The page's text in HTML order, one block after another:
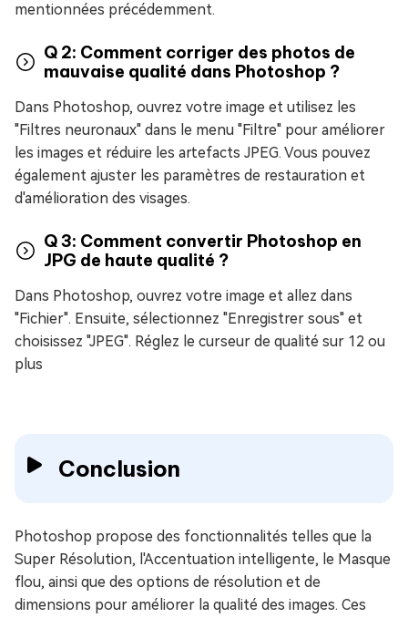
mentionnées précédemment.
Q 2: Comment corriger des photos de
mauvaise qualité dans Photoshop ?
Dans Photoshop, ouvrez votre image et utilisez les
"Filtres neuronaux" dans le menu "Filtre" pour améliorer
les images et réduire les artefacts JPEG. Vous pouvez
également ajuster les paramètres de restauration et
d'amélioration des visages.
Q 3: Comment convertir Photoshop en
JPG de haute qualité ?
Dans Photoshop, ouvrez votre image et allez dans
"Fichier". Ensuite, sélectionnez "Enregistrer sous" et
choisissez "JPEG". Réglez le curseur de qualité sur 12 ou
plus
Conclusion
Photoshop propose des fonctionnalités telles que la
Super Résolution, l'Accentuation intelligente, le Masque
flou, ainsi que des options de résolution et de
dimensions pour améliorer la qualité des images. Ces